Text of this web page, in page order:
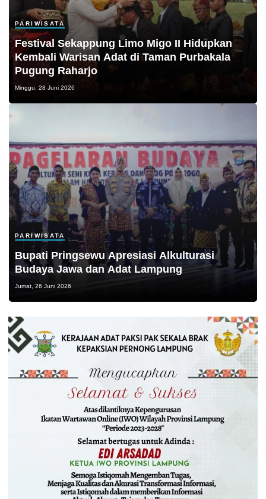
PARIWISATA
Festival Sekappung Limo Migo II Hidupkan
Kembali Warisan Adat di Taman Purbakala
Pugung Raharjo
Minggu, 28 Juni 2026
PARIWISATA
Bupati Pringsewu Apresiasi Alkulturasi
Budaya Jawa dan Adat Lampung
Jumat, 26 Juni 2026